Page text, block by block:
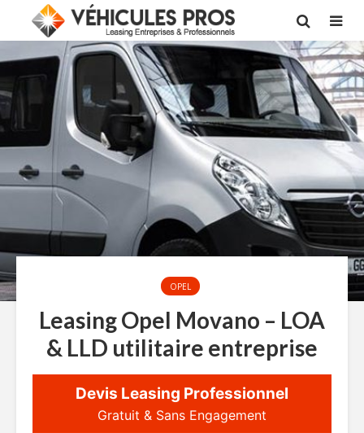
OPEL
Leasing Opel Movano – LOA
& LLD utilitaire entreprise